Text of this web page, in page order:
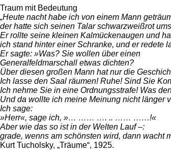
Traum mit Bedeutung
„Heute nacht habe ich von einem Mann
der hatte sich seinen Talar schwarzweißrot
Er rollte seine kleinen Kalmückenaugen und
ich stand hinter einer Schranke, und er redete
Er sagte: »Was? Sie wollen über einen
Generalfeldmarschall etwas dichten?
Über diesen großen Mann hat nur die
Ich lasse den Saal räumen! Ruhe! Sind Sie
Ich nehme Sie in eine Ordnungsstrafe! Was
Und da wollte ich meine Meinung nicht länger
Ich sage:
»Herr«, sage ich, »… …… …. .. …… ……!«
Aber wie das so ist in der Welten Lauf –:
grade, wenns am schönsten wird, dann wacht
Kurt Tucholsky, „Träume“, 1925.